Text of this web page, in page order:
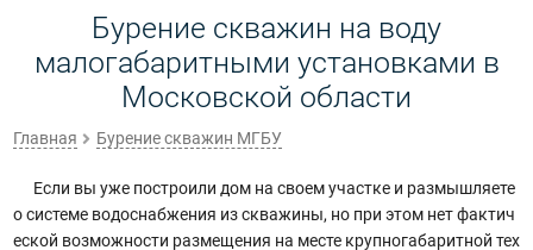
Бурение скважин на воду
малогабаритными установками в
Московской области
Главная Бурение скважин МГБУ
Если вы уже построили дом на своем участке и размышляете
о системе водоснабжения из скважины, но при этом нет фактич
еской возможности размещения на месте крупногабаритной тех